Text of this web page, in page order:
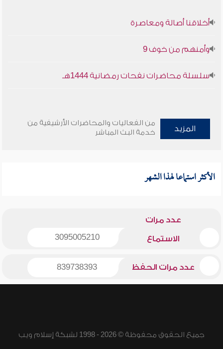
أخلاقنا أصالة ومعاصرة
وأمنهم من خوف 9
سلسلة محاضرات نفحات رمضانية 1444هـ
المزيد
من الفعاليات والمحاضرات الأرشيفية من
خدمة البث المباشر
الأكثر استماعا لهذا الشهر
عدد مرات
الاستماع 3095005210
عدد مرات الحفظ 839738393
جميع الحقوق محفوظة © 2026 - 1998 لشبكة إسلام ويب